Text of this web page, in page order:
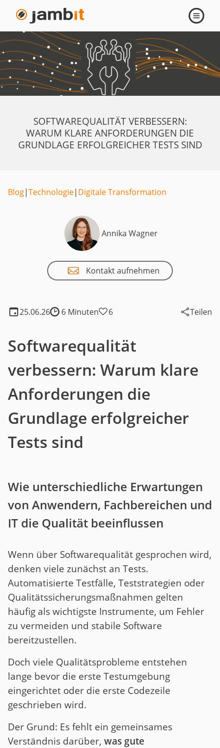
öffnen
SOFTWAREQUALITÄT VERBESSERN:
WARUM KLARE ANFORDERUNGEN DIE
GRUNDLAGE ERFOLGREICHER TESTS SIND
Annika Wagner
Kontakt aufnehmen
25.06.26Lesedauer:
6 Minuten 6 Teilen
Blog|Technologie| Digitale Transformation
Softwarequalität
verbessern: Warum klare
Anforderungen die
Grundlage erfolgreicher
Tests sind
Wie unterschiedliche Erwartungen
von Anwendern, Fachbereichen und
IT die Qualität beeinflussen
Wenn über Softwarequalität gesprochen wird,
denken viele zunächst an Tests.
Automatisierte Testfälle, Teststrategien oder
Qualitätssicherungsmaßnahmen gelten
häufig als wichtigste Instrumente, um Fehler
zu vermeiden und stabile Software
bereitzustellen.
Doch viele Qualitätsprobleme entstehen
lange bevor die erste Testumgebung
eingerichtet oder die erste Codezeile
geschrieben wird.
Der Grund: Es fehlt ein gemeinsames
Verständnis darüber, was gute